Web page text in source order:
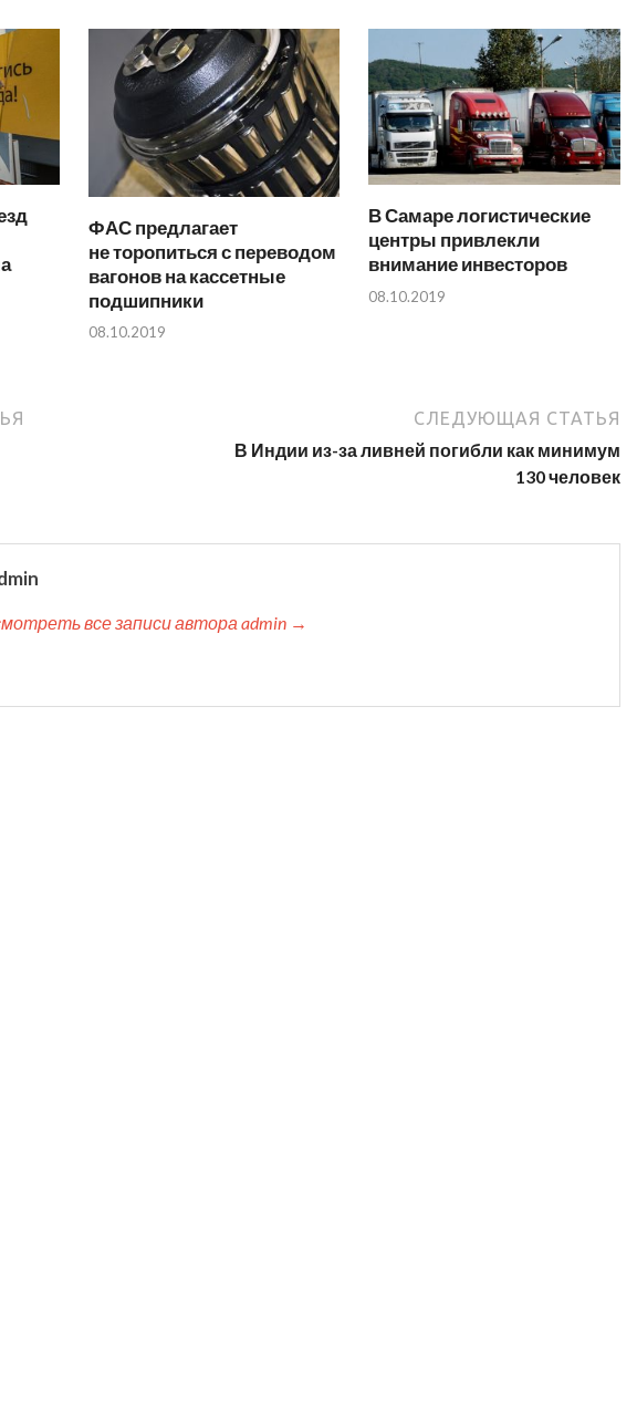
ФАС предлагает
не торопиться с переводом
вагонов на кассетные
подшипники
08.10.2019
В Самаре логистические
центры привлекли
внимание инвесторов
08.10.2019
СЛЕДУЮЩАЯ СТАТЬЯ
В Индии из-за ливней погибли как минимум
130 человек
все записи автора admin →